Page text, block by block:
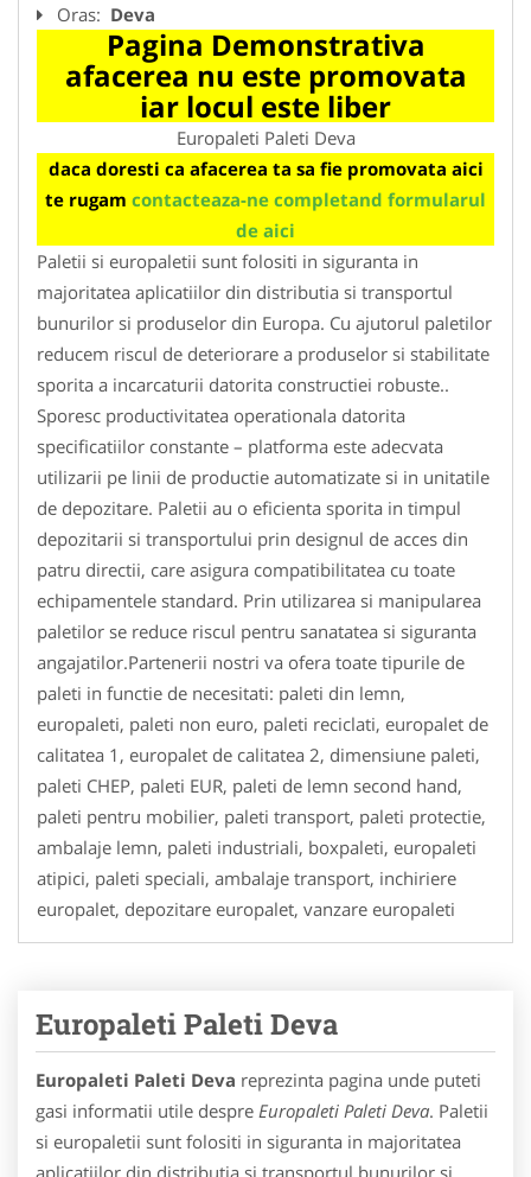
Oras: Deva
Pagina Demonstrativa
afacerea nu este promovata
iar locul este liber
Europaleti Paleti Deva
daca doresti ca afacerea ta sa fie promovata aici
te rugam contacteaza-ne completand formularul
de aici
Paletii si europaletii sunt folositi in siguranta in
majoritatea aplicatiilor din distributia si transportul
bunurilor si produselor din Europa. Cu ajutorul paletilor
reducem riscul de deteriorare a produselor si stabilitate
sporita a incarcaturii datorita constructiei robuste..
Sporesc productivitatea operationala datorita
specificatiilor constante – platforma este adecvata
utilizarii pe linii de productie automatizate si in unitatile
de depozitare. Paletii au o eficienta sporita in timpul
depozitarii si transportului prin designul de acces din
patru directii, care asigura compatibilitatea cu toate
echipamentele standard. Prin utilizarea si manipularea
paletilor se reduce riscul pentru sanatatea si siguranta
angajatilor.Partenerii nostri va ofera toate tipurile de
paleti in functie de necesitati: paleti din lemn,
europaleti, paleti non euro, paleti reciclati, europalet de
calitatea 1, europalet de calitatea 2, dimensiune paleti,
paleti CHEP, paleti EUR, paleti de lemn second hand,
paleti pentru mobilier, paleti transport, paleti protectie,
ambalaje lemn, paleti industriali, boxpaleti, europaleti
atipici, paleti speciali, ambalaje transport, inchiriere
europalet, depozitare europalet, vanzare europaleti
Europaleti Paleti Deva
Europaleti Paleti Deva reprezinta pagina unde puteti
gasi informatii utile despre Europaleti Paleti Deva. Paletii
si europaletii sunt folositi in siguranta in majoritatea
aplicatiilor din distributia si transportul bunurilor si